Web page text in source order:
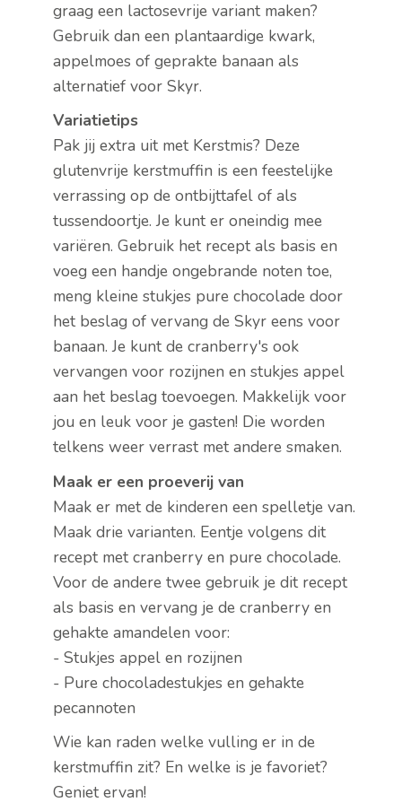
graag een lactosevrije variant maken?
Gebruik dan een plantaardige kwark,
appelmoes of geprakte banaan als
alternatief voor Skyr.
Variatietips
Pak jij extra uit met Kerstmis? Deze
glutenvrije kerstmuffin is een feestelijke
verrassing op de ontbijttafel of als
tussendoortje. Je kunt er oneindig mee
variëren. Gebruik het recept als basis en
voeg een handje ongebrande noten toe,
meng kleine stukjes pure chocolade door
het beslag of vervang de Skyr eens voor
banaan. Je kunt de cranberry's ook
vervangen voor rozijnen en stukjes appel
aan het beslag toevoegen. Makkelijk voor
jou en leuk voor je gasten! Die worden
telkens weer verrast met andere smaken.
Maak er een proeverij van
Maak er met de kinderen een spelletje van.
Maak drie varianten. Eentje volgens dit
recept met cranberry en pure chocolade.
Voor de andere twee gebruik je dit recept
als basis en vervang je de cranberry en
gehakte amandelen voor:
- Stukjes appel en rozijnen
- Pure chocoladestukjes en gehakte
pecannoten
Wie kan raden welke vulling er in de
kerstmuffin zit? En welke is je favoriet?
Geniet ervan!